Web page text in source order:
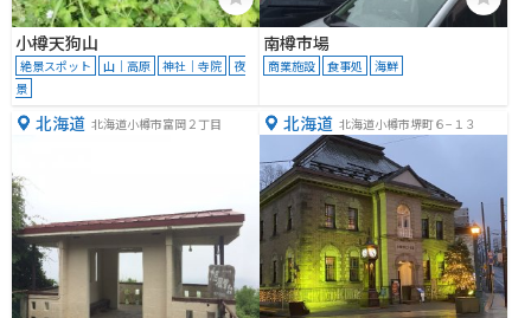
小樽天狗山
絶景スポット 山｜高原 神社｜寺院
夜
景
南樽市場
商業施設 食事処 海鮮
北海道 北海道小樽市富岡２丁目 北海道 北海道小樽市堺町６−１３